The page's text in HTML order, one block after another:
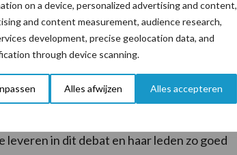
on a device, personalized advertising and content,
and content measurement, audience research,
development, precise geolocation data, and
through device scanning.
Alles afwijzen Alles accepteren
terwijl dit punt in Nederland
ruimtelijke ordening. LTO Noord wil hier
in dit debat en haar leden zo goed